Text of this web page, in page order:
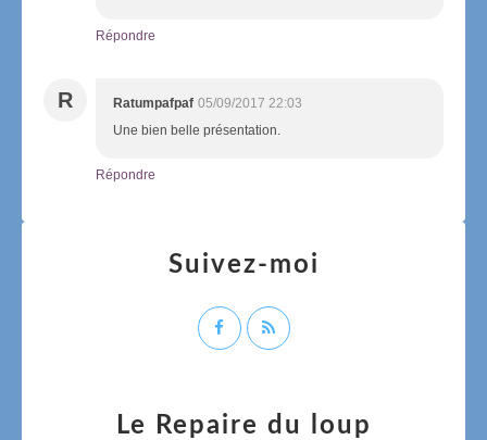
Répondre
R Ratumpafpaf 05/09/2017 22:03
Une bien belle présentation.
Répondre
Le Repaire du loup
Suivez-moi